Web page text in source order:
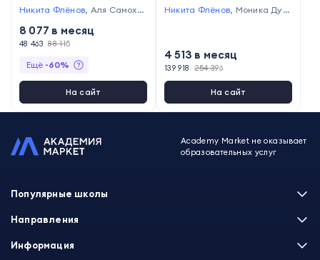
Никита Флёнов, Аля Самохи
8 077 в месяц
48 463 88 115
Ещё -60%
На сайт
Никита Флёнов, Моника Дуб
Сулима, Катя Туркина
ей Ананьев,Алексей Стогов
Иван Зёма,Алексей Соколов
Анна Арчен ,Анна Стогова
Евгений Колесников
4 513 в месяц
139 918 254 396
На сайт
Academy Market не оказывает
образовательных услуг
Популярные школы
Skillbox
XYZ School
Направления
Программирование
Информация